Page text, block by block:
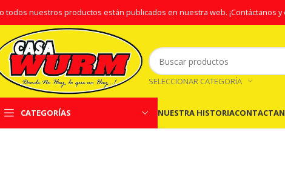
todos nuestros productos están publicados en nuestra web. ¡Contáctanos
SELECCIONAR CATEGORÍA
CATEGORÍAS NUESTRA HISTORIA